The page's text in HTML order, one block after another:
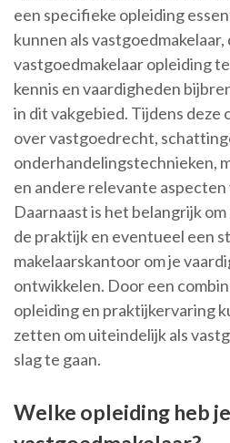
een specifieke opleiding
kunnen als
vastgoedmakelaar opleiding
kennis en vaardigheden
in dit vakgebied. Tijdens deze
over vastgoedrecht,
onderhandelingstechnieken,
en andere relevante
Daarnaast is het belangrijk
de praktijk en eventueel een
makelaarskantoor om je
ontwikkelen. Door een
opleiding en praktijkervaring
zetten om uiteindelijk als
slag te gaan.
Welke opleiding heb